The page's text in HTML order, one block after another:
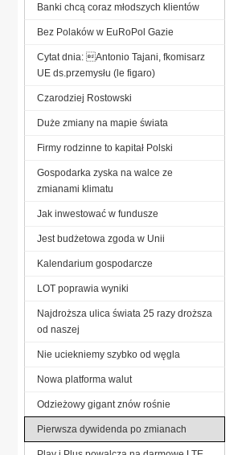
Banki chcą coraz młodszych klientów
Bez Polaków w EuRoPol Gazie
Cytat dnia: Antonio Tajani, fkomisarz
UE ds.przemysłu (le figaro)
Czarodziej Rostowski
Duże zmiany na mapie świata
Firmy rodzinne to kapitał Polski
Gospodarka zyska na walce ze
zmianami klimatu
Jak inwestować w fundusze
Jest budżetowa zgoda w Unii
Kalendarium gospodarcze
LOT poprawia wyniki
Najdroższa ulica świata 25 razy droższa
od naszej
Nie uciekniemy szybko od węgla
Nowa platforma walut
Odzieżowy gigant znów rośnie
Pierwsza dywidenda po zmianach